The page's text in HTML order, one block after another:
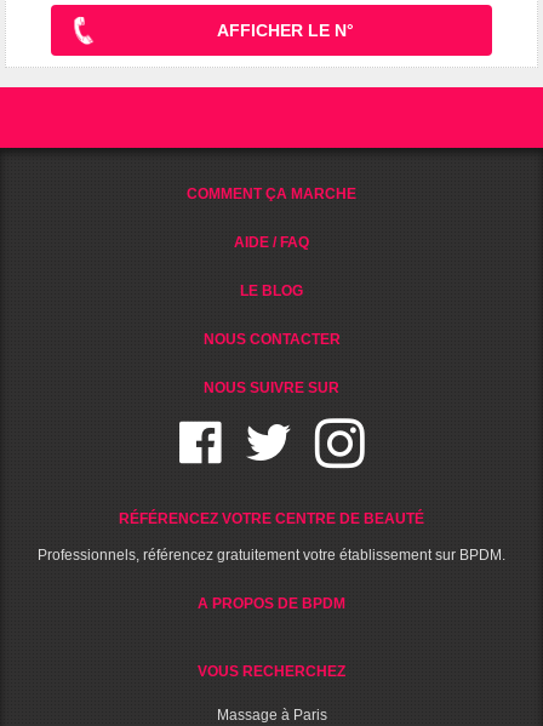
AFFICHER LE N°
COMMENT ÇA MARCHE
AIDE / FAQ
LE BLOG
NOUS CONTACTER
NOUS SUIVRE SUR
RÉFÉRENCEZ VOTRE CENTRE DE BEAUTÉ
Professionnels, référencez gratuitement votre établissement sur BPDM.
A PROPOS DE BPDM
VOUS RECHERCHEZ
Massage à Paris